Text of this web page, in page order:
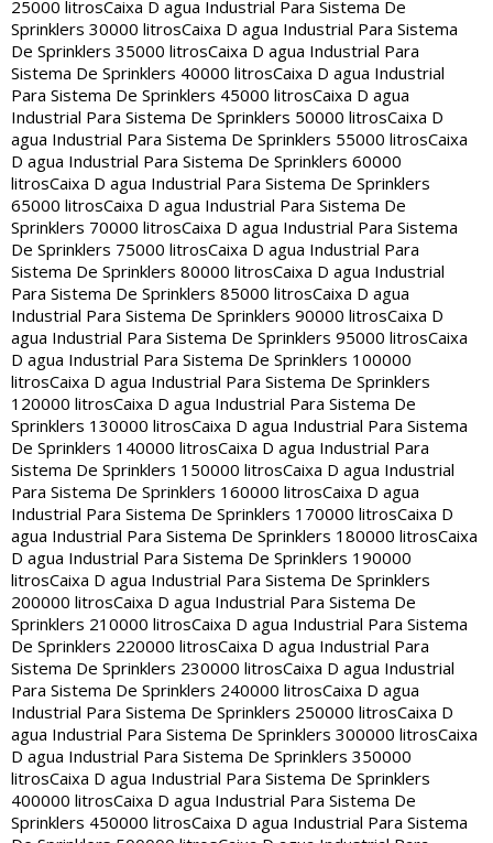
25000 litrosCaixa D agua Industrial Para Sistema De
Sprinklers 30000 litrosCaixa D agua Industrial Para Sistema
De Sprinklers 35000 litrosCaixa D agua Industrial Para
Sistema De Sprinklers 40000 litrosCaixa D agua Industrial
Para Sistema De Sprinklers 45000 litrosCaixa D agua
Industrial Para Sistema De Sprinklers 50000 litrosCaixa D
agua Industrial Para Sistema De Sprinklers 55000 litrosCaixa
D agua Industrial Para Sistema De Sprinklers 60000
litrosCaixa D agua Industrial Para Sistema De Sprinklers
65000 litrosCaixa D agua Industrial Para Sistema De
Sprinklers 70000 litrosCaixa D agua Industrial Para Sistema
De Sprinklers 75000 litrosCaixa D agua Industrial Para
Sistema De Sprinklers 80000 litrosCaixa D agua Industrial
Para Sistema De Sprinklers 85000 litrosCaixa D agua
Industrial Para Sistema De Sprinklers 90000 litrosCaixa D
agua Industrial Para Sistema De Sprinklers 95000 litrosCaixa
D agua Industrial Para Sistema De Sprinklers 100000
litrosCaixa D agua Industrial Para Sistema De Sprinklers
120000 litrosCaixa D agua Industrial Para Sistema De
Sprinklers 130000 litrosCaixa D agua Industrial Para Sistema
De Sprinklers 140000 litrosCaixa D agua Industrial Para
Sistema De Sprinklers 150000 litrosCaixa D agua Industrial
Para Sistema De Sprinklers 160000 litrosCaixa D agua
Industrial Para Sistema De Sprinklers 170000 litrosCaixa D
agua Industrial Para Sistema De Sprinklers 180000 litrosCaixa
D agua Industrial Para Sistema De Sprinklers 190000
litrosCaixa D agua Industrial Para Sistema De Sprinklers
200000 litrosCaixa D agua Industrial Para Sistema De
Sprinklers 210000 litrosCaixa D agua Industrial Para Sistema
De Sprinklers 220000 litrosCaixa D agua Industrial Para
Sistema De Sprinklers 230000 litrosCaixa D agua Industrial
Para Sistema De Sprinklers 240000 litrosCaixa D agua
Industrial Para Sistema De Sprinklers 250000 litrosCaixa D
agua Industrial Para Sistema De Sprinklers 300000 litrosCaixa
D agua Industrial Para Sistema De Sprinklers 350000
litrosCaixa D agua Industrial Para Sistema De Sprinklers
400000 litrosCaixa D agua Industrial Para Sistema De
Sprinklers 450000 litrosCaixa D agua Industrial Para Sistema